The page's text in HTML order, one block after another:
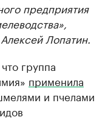
предприятия
Лопатин.
группа
применила
и пчелами